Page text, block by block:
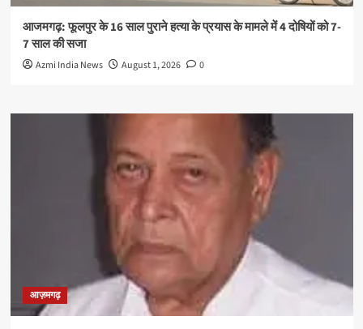
आजमगढ़: फूलपुर के 16 साल पुराने हत्या के प्रयास के मामले में 4 दोषियों को 7-
7 साल की सजा
Azmi India News August 1, 2026 0
आज़मगढ़